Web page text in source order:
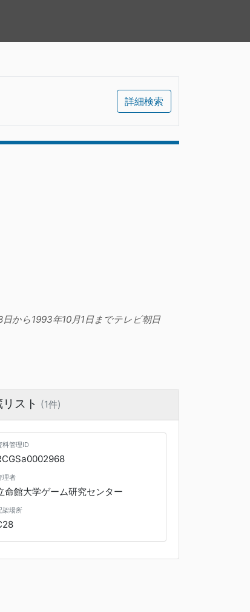
詳細検索
から1993年10月1日までテレビ朝日
スト (1件)
料管理ID
理者
命館大学ゲーム研究センター
架場所